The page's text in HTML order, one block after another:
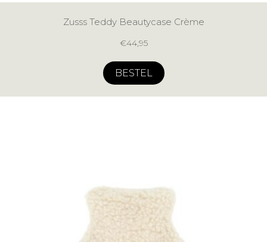
Zusss Teddy Beautycase Crème
€44,95
BESTEL